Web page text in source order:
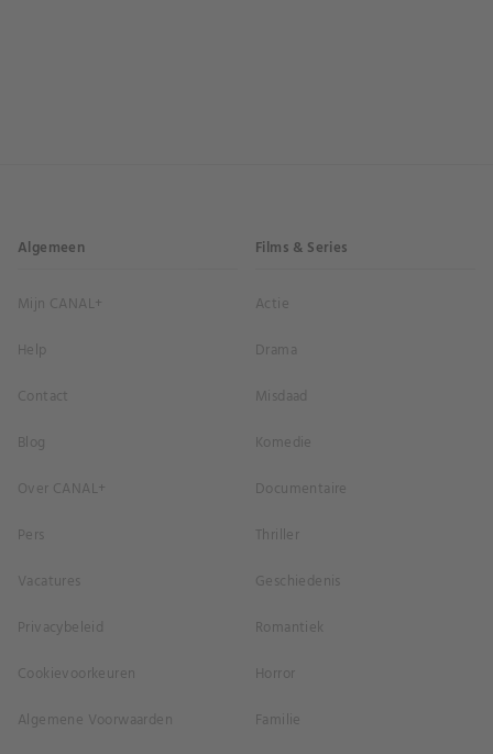
Algemeen
Mijn CANAL+
Help
Contact
Blog
Over CANAL+
Pers
Vacatures
Privacybeleid
Cookievoorkeuren
Algemene Voorwaarden
Films & Series
Actie
Drama
Misdaad
Komedie
Documentaire
Thriller
Geschiedenis
Romantiek
Horror
Familie